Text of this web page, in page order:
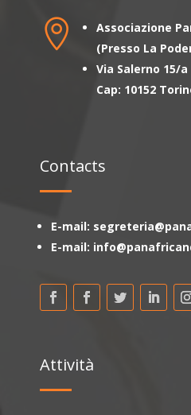

Associazione
(Presso La
Via Salerno 15/a
Cap: 10152
Contacts
E-mail:
E-mail:
Attività